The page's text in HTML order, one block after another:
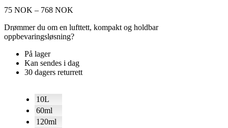
75 NOK – 768 NOK
til
768 NOK
Drømmer du om en lufttett, kompakt og holdbar
oppbevaringsløsning?
På lager
Kan sendes i dag
30 dagers returrett
10L
60ml
120ml